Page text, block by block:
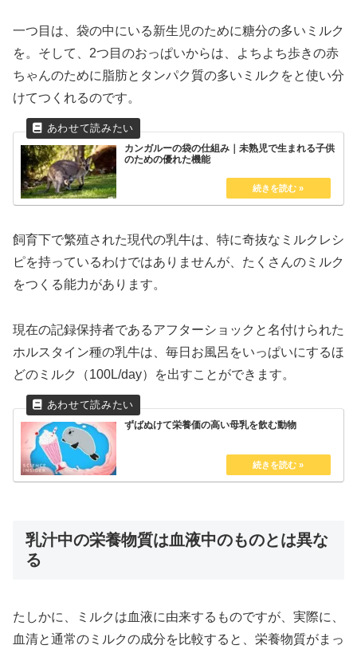
一つ目は、袋の中にいる新生児のために糖分の多いミルク
を。そして、2つ目のおっぱいからは、よちよち歩きの赤
ちゃんのために脂肪とタンパク質の多いミルクをと使い分
けてつくれるのです。
カンガルーの袋の仕組み｜未熟児で生まれる子供
のための優れた機能
飼育下で繁殖された現代の乳牛は、特に奇抜なミルクレシ
ピを持っているわけではありませんが、たくさんのミルク
をつくる能力があります。
現在の記録保持者であるアフターショックと名付けられた
ホルスタイン種の乳牛は、毎日お風呂をいっぱいにするほ
どのミルク（100L/day）を出すことができます。
ずばぬけて栄養価の高い母乳を飲む動物
乳汁中の栄養物質は血液中のものとは異な
る
たしかに、ミルクは血液に由来するものですが、実際に、
血清と通常のミルクの成分を比較すると、栄養物質がまっ